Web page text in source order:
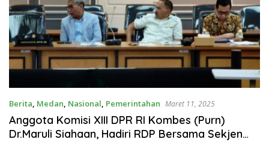
Berita, Medan, Nasional, Pemerintahan Maret 11, 2025
Anggota Komisi XIII DPR RI Kombes (Purn)
Dr.Maruli Siahaan, Hadiri RDP Bersama Sekjen